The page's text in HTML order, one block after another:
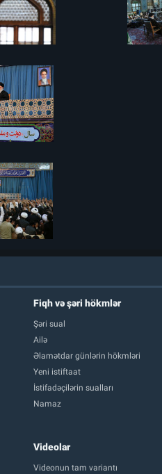
Fiqh və şəri hökmlər
Şəri sual
Ailə
Əlamətdar günlərin hökmləri
Yeni istiftaat
İstifadəçilərin sualları
Namaz
Videolar
Videonun tam variantı